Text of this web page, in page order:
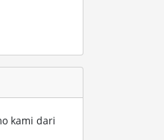
kami dari